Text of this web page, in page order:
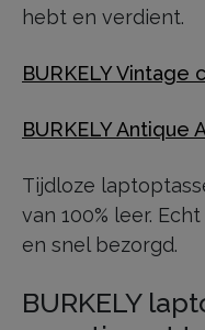
hebt en verdient.
BURKELY
BURKELY
Tijdloze
van 100% leer.
en snel bezorgd.
BURKELY